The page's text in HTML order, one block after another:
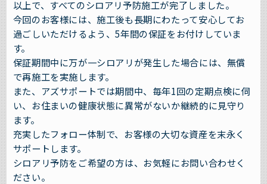
以上で、すべてのシロアリ予防施工が完了しました。
今回のお客様には、施工後も長期にわたって安心してお
過ごしいただけるよう、5年間の保証をお付けしていま
す。
保証期間中に万が一シロアリが発生した場合には、無償
で再施工を実施します。
また、アズサポートでは期間中、毎年1回の定期点検に伺
い、お住まいの健康状態に異常がないか継続的に見守り
ます。
充実したフォロー体制で、お客様の大切な資産を末永く
サポートします。
シロアリ予防をご希望の方は、お気軽にお問い合わせく
ださい。